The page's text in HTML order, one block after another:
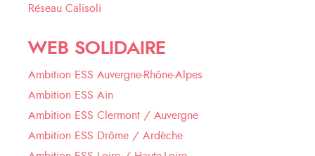
Réseau Calisoli
WEB SOLIDAIRE
Ambition ESS Auvergne-Rhône-Alpes
Ambition ESS Ain
Ambition ESS Clermont / Auvergne
Ambition ESS Drôme / Ardèche